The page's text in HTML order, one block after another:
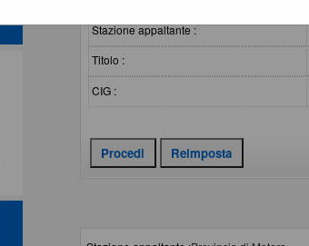
Stazione appaltante :
Titolo :
CIG :